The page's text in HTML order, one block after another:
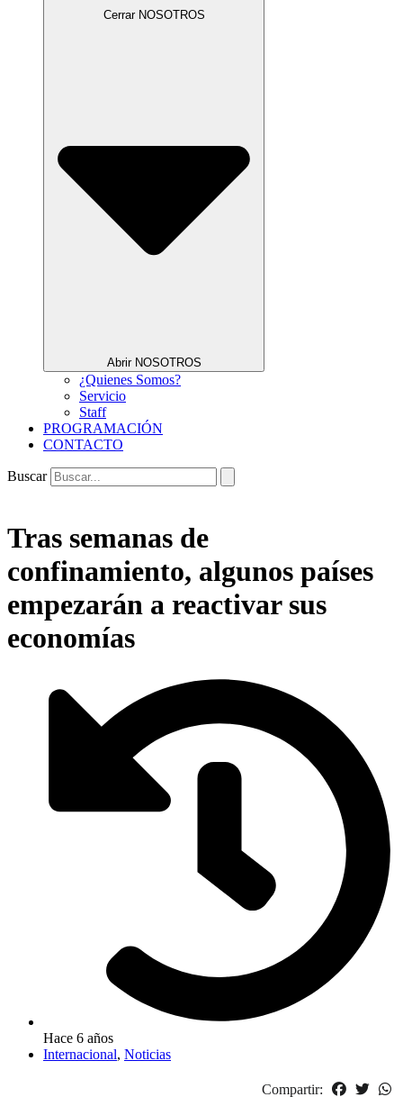
Cerrar NOSOTROS
Abrir NOSOTROS
¿Quienes Somos?
Servicio
Staff
PROGRAMACIÓN
CONTACTO
Buscar
Tras semanas de
confinamiento, algunos países
empezarán a reactivar sus
economías
Hace 6 años
Internacional, Noticias
Compartir: